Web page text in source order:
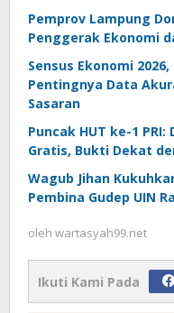
Pemprov Lampung
Penggerak Ekonomi
Sensus Ekonomi
Pentingnya Data
Sasaran
Puncak HUT ke-1
Gratis, Bukti Dekat
Wagub Jihan
Pembina Gudep UIN
oleh wartasyah99.net
Ikuti Kami Pada